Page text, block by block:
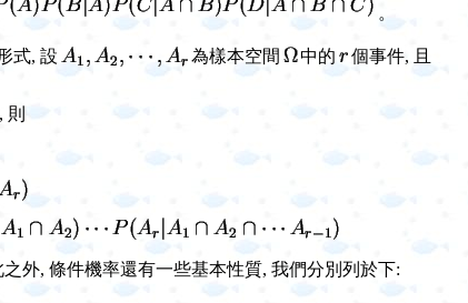
。
式, 設 為樣本空間 中的 個事件, 且
, 則
外, 條件機率還有一些基本性質, 我們分別列於下: